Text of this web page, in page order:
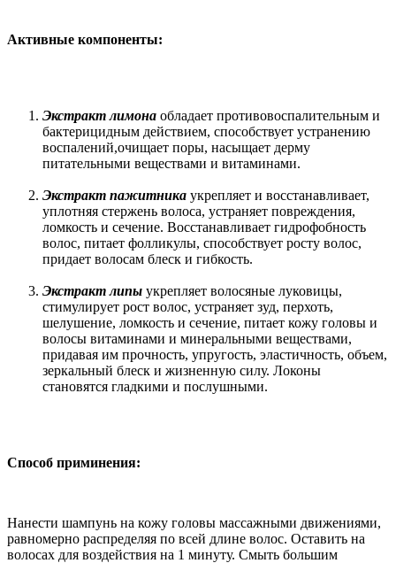
Активные компоненты:
Экстракт лимона обладает противовоспалительным и
бактерицидным действием, способствует устранению
воспалений,очищает поры, насыщает дерму
питательными веществами и витаминами.
Экстракт пажитника укрепляет и восстанавливает,
уплотняя стержень волоса, устраняет повреждения,
ломкость и сечение. Восстанавливает гидрофобность
волос, питает фолликулы, способствует росту волос,
придает волосам блеск и гибкость.
Экстракт липы укрепляет волосяные луковицы,
стимулирует рост волос, устраняет зуд, перхоть,
шелушение, ломкость и сечение, питает кожу головы и
волосы витаминами и минеральными веществами,
придавая им прочность, упругость, эластичность, объем,
зеркальный блеск и жизненную силу. Локоны
становятся гладкими и послушными.
Способ приминения:
Нанести шампунь на кожу головы массажными движениями,
равномерно распределяя по всей длине волос. Оставить на
волосах для воздействия на 1 минуту. Смыть большим